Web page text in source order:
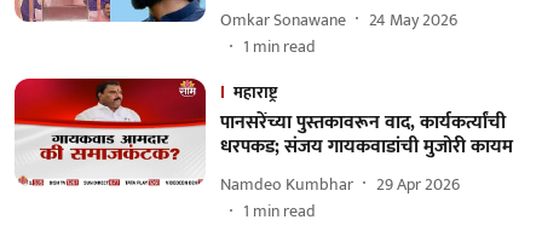
Omkar Sonawane
24 May 2026
1 min read
महाराष्ट्र
पानसरेंच्या पुस्तकावरून वाद, कार्यकर्त्यांची
धरपकड; संजय गायकवाडांची मुजोरी कायम
Namdeo Kumbhar
29 Apr 2026
1 min read